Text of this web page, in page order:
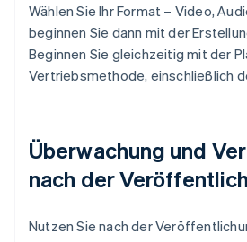
Wählen Sie Ihr Format – Video,
beginnen Sie dann mit der
Beginnen Sie gleichzeitig mit der
Vertriebsmethode, einschließlich
Überwachung und
nach der
Nutzen Sie nach der